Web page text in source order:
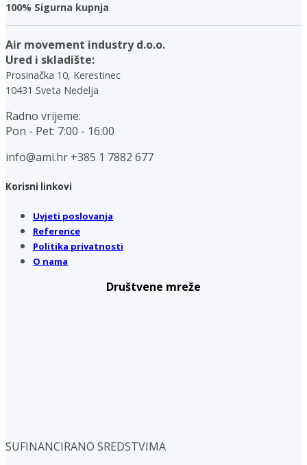
100% Sigurna kupnja
Air movement industry d.o.o.
Ured i skladište:
Prosinačka 10, Kerestinec
10431 Sveta Nedelja
Radno vrijeme:
Pon - Pet: 7:00 - 16:00
info@ami.hr +385 1 7882 677
Korisni linkovi
Uvjeti poslovanja
Reference
Politika privatnosti
O nama
Društvene mreže
SUFINANCIRANO SREDSTVIMA